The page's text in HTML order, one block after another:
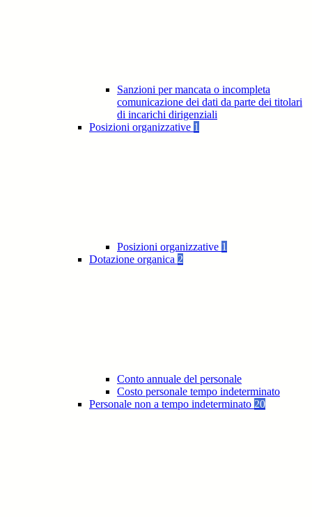
Sanzioni per mancata o incompleta
comunicazione dei dati da parte dei titolari
di incarichi dirigenziali
Posizioni organizzative 1
Posizioni organizzative 1
Dotazione organica 2
Conto annuale del personale
Costo personale tempo indeterminato
Personale non a tempo indeterminato 20